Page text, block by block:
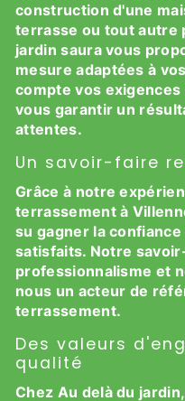
construction d'une
terrasse ou tout autre
jardin saura vous
mesure adaptées à
compte vos
vous garantir un
attentes.
Un savoir-faire
Grâce à notre
terrassement à
su gagner la
satisfaits. Notre
professionnalisme et
nous un acteur de
terrassement.
Des valeurs
qualité
Chez Au delà du